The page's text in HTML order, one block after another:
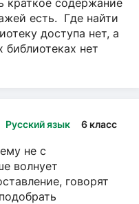
краткое содержание
есть. Где найти
доступа нет, а
библиотеках нет
Русский язык 6 класс
не с
волнует
говорят